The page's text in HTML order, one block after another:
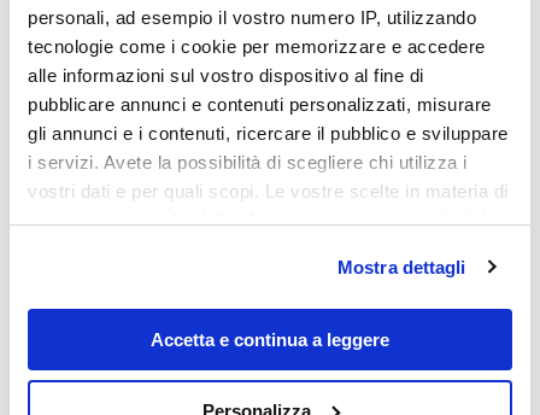
personali, ad esempio il vostro numero IP, utilizzando
tecnologie come i cookie per memorizzare e accedere
alle informazioni sul vostro dispositivo al fine di
pubblicare annunci e contenuti personalizzati, misurare
gli annunci e i contenuti, ricercare il pubblico e sviluppare
i servizi. Avete la possibilità di scegliere chi utilizza i
vostri dati e per quali scopi. Le vostre scelte in materia di
privacy sono applicabili solo su questa proprietà digitale
modificare o revocare il proprio consenso in qualsiasi
momento dalla Dichiarazione sui cookie o facendo clic
sull'icona di attivazione della privacy.
Mostra dettagli
Accetta e continua a leggere
Personalizza